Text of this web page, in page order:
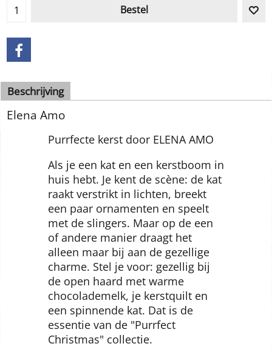
In voorraad
Beschrijving
Elena Amo
Purrfecte kerst door ELENA AMO
Als je een kat en een kerstboom in
huis hebt. Je kent de scène: de kat
raakt verstrikt in lichten, breekt
een paar ornamenten en speelt
met de slingers. Maar op de een
of andere manier draagt het
alleen maar bij aan de gezellige
charme. Stel je voor: gezellig bij